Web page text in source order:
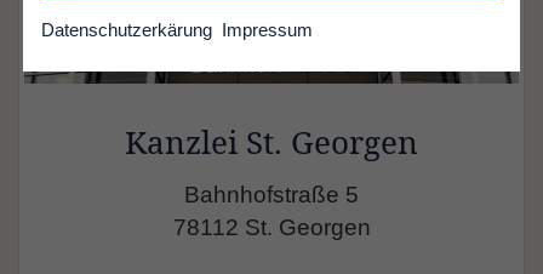
Kanzlei St. Georgen
Bahnhofstraße 5
78112 St. Georgen
Datenschutzerkärung Impressum